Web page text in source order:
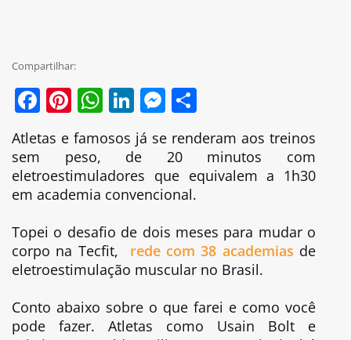
Compartilhar:
Facebook
Pinterest
WhatsApp
LinkedIn
Messenger
Atletas e famosos já se renderam aos treinos
sem peso, de 20 minutos com
eletroestimuladores que equivalem a 1h30
em academia convencional.
Topei o desafio de dois meses para mudar o
corpo na Tecfit, rede com 38 academias de
eletroestimulação muscular no Brasil.
Conto abaixo sobre o que farei e como você
pode fazer. Atletas como Usain Bolt e